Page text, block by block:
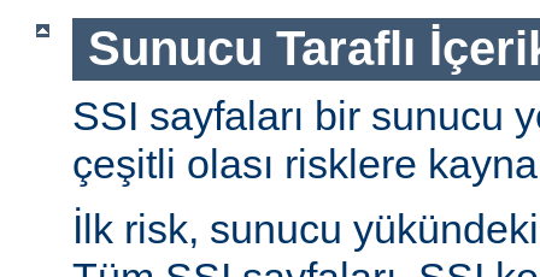
Sunucu Taraflı
SSI sayfaları bir sunucu
çeşitli olası risklere
İlk risk, sunucu yükündeki